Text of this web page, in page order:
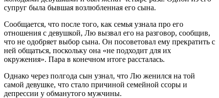
супруг была бывшая возлюбленная его сына.
Сообщается, что после того, как семья узнала про его
отношения с девушкой, Лю вызвал его на разговор, сообщив,
что не одобряет выбор сына. Он посоветовал ему прекратить с
ней общаться, поскольку она «не подходит для их
окружения». Пара в конечном итоге рассталась.
Однако через полгода сын узнал, что Лю женился на той
самой девушке, что стало причиной семейной ссоры и
депрессии у обманутого мужчины.